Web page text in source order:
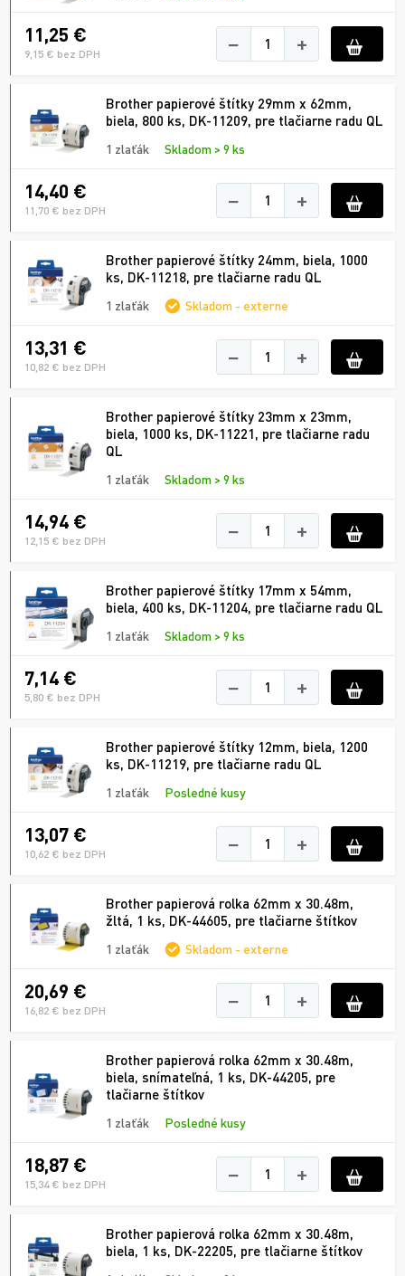
11,25 €
9,15 € bez DPH − +
Brother papierové štítky 29mm x 62mm,
biela, 800 ks, DK-11209, pre tlačiarne radu QL
1 zlaťák Skladom > 9 ks
14,40 €
11,70 € bez DPH − +
Brother papierové štítky 24mm, biela, 1000
ks, DK-11218, pre tlačiarne radu QL
1 zlaťák Skladom - externe
13,31 €
10,82 € bez DPH − +
Brother papierové štítky 23mm x 23mm,
biela, 1000 ks, DK-11221, pre tlačiarne radu
QL
1 zlaťák Skladom > 9 ks
14,94 €
12,15 € bez DPH − +
Brother papierové štítky 17mm x 54mm,
biela, 400 ks, DK-11204, pre tlačiarne radu QL
1 zlaťák Skladom > 9 ks
7,14 €
5,80 € bez DPH − +
Brother papierové štítky 12mm, biela, 1200
ks, DK-11219, pre tlačiarne radu QL
1 zlaťák Posledné kusy
13,07 €
10,62 € bez DPH − +
Brother papierová rolka 62mm x 30.48m,
žltá, 1 ks, DK-44605, pre tlačiarne štítkov
1 zlaťák Skladom - externe
20,69 €
16,82 € bez DPH − +
Brother papierová rolka 62mm x 30.48m,
biela, snímateľná, 1 ks, DK-44205, pre
tlačiarne štítkov
1 zlaťák Posledné kusy
18,87 €
15,34 € bez DPH − +
Brother papierová rolka 62mm x 30.48m,
biela, 1 ks, DK-22205, pre tlačiarne štítkov